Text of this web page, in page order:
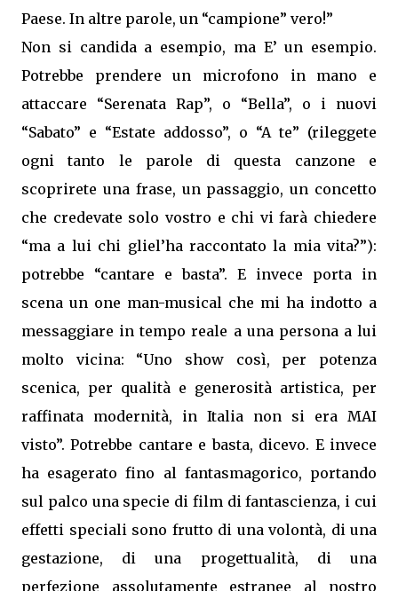
Paese. In altre parole, un “campione” vero!”
Non si candida a esempio, ma E’ un esempio.
Potrebbe prendere un microfono in mano e
attaccare “Serenata Rap”, o “Bella”, o i nuovi
“Sabato” e “Estate addosso”, o “A te” (rileggete
ogni tanto le parole di questa canzone e
scoprirete una frase, un passaggio, un concetto
che credevate solo vostro e chi vi farà chiedere
“ma a lui chi gliel’ha raccontato la mia vita?”):
potrebbe “cantare e basta”. E invece porta in
scena un one man-musical che mi ha indotto a
messaggiare in tempo reale a una persona a lui
molto vicina: “Uno show così, per potenza
scenica, per qualità e generosità artistica, per
raffinata modernità, in Italia non si era MAI
visto”. Potrebbe cantare e basta, dicevo. E invece
ha esagerato fino al fantasmagorico, portando
sul palco una specie di film di fantascienza, i cui
effetti speciali sono frutto di una volontà, di una
gestazione, di una progettualità, di una
perfezione assolutamente estranee al nostro